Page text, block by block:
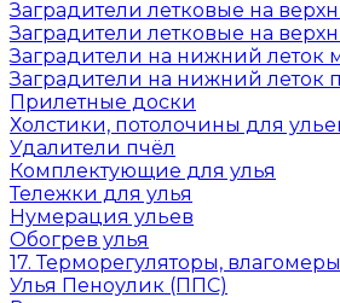
Заградители летковые на
Заградители летковые на
Заградители на нижний леток
Заградители на нижний леток
Прилетные доски
Холстики, потолочины для
Удалители пчёл
Комплектующие для улья
Тележки для улья
Нумерация ульев
Обогрев улья
17. Терморегуляторы,
Улья Пеноулик (ППС)